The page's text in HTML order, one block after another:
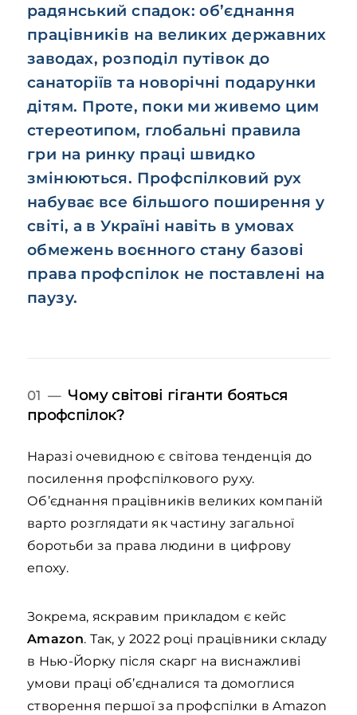
радянський спадок: об’єднання
працівників на великих державних
заводах, розподіл путівок до
санаторіїв та новорічні подарунки
дітям. Проте, поки ми живемо цим
стереотипом, глобальні правила
гри на ринку праці швидко
змінюються. Профспілковий рух
набуває все більшого поширення у
світі, а в Україні навіть в умовах
обмежень воєнного стану базові
права профспілок не поставлені на
паузу.
01 — Чому світові гіганти бояться
профспілок?
Наразі очевидною є світова тенденція до
посилення профспілкового руху.
Об’єднання працівників великих компаній
варто розглядати як частину загальної
боротьби за права людини в цифрову
епоху.
Зокрема, яскравим прикладом є кейс
Amazon. Так, у 2022 році працівники складу
в Нью-Йорку після скарг на виснажливі
умови праці об’єдналися та домоглися
створення першої за профспілки в Amazon